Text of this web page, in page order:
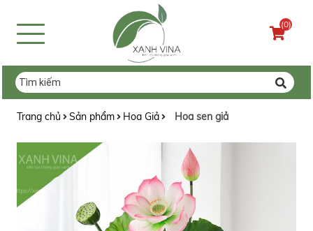
(0)
Trang chủ Sản phẩm Hoa Giả Hoa sen giả